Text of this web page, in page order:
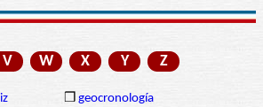
V W X Y Z
❒ geocronología